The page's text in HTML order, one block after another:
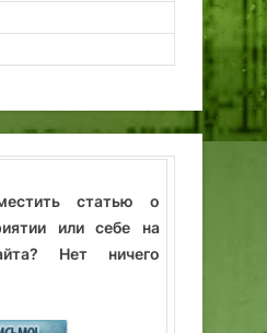
статью о
или себе на
Нет ничего